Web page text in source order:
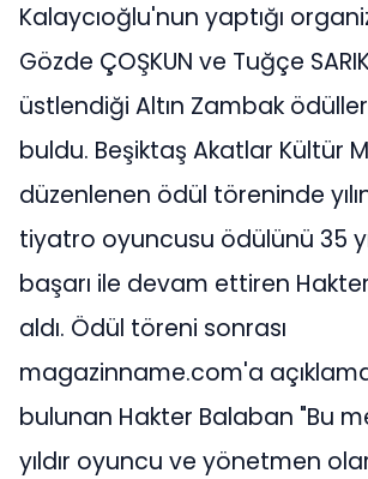
Kalaycıoğlu'nun yaptığı
Gözde ÇOŞKUN ve Tuğçe
üstlendiği Altın Zambak
buldu. Beşiktaş Akatlar Kültür
düzenlenen ödül töreninde
tiyatro oyuncusu ödülünü 35
başarı ile devam ettiren
aldı. Ödül töreni sonrası
magazinname.com'a
bulunan Hakter Balaban "Bu
yıldır oyuncu ve yönetmen